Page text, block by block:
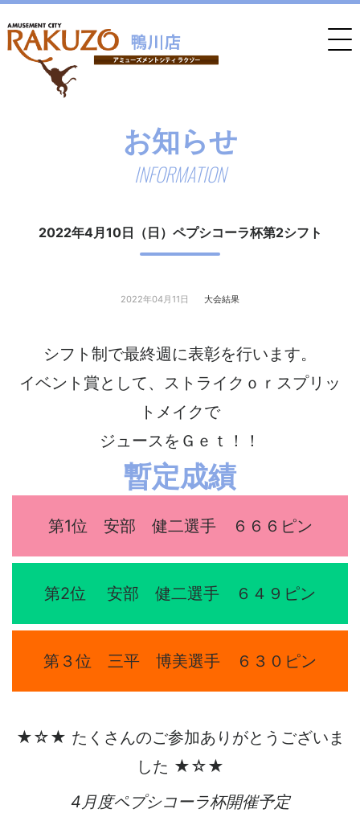
お知らせ
INFORMATION
2022年4月10日（日）ペプシコーラ杯第2シフト
2022年04月11日 大会結果
シフト制で最終週に表彰を行います。
イベント賞として、ストライクｏｒスプリッ
トメイクで
ジュースをＧｅｔ！！
暫定成績
第1位 安部 健二選手 ６６６ピン
第2位 安部 健二選手 ６４９ピン
第３位 三平 博美選手 ６３０ピン
★☆★ たくさんのご参加ありがとうございま
した ★☆★
4月度ペプシコーラ杯開催予定